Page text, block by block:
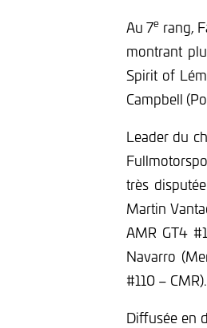
Au 7e rang,
montrant
Spirit of
Campbell
Leader du
très
Martin
AMR GT4
Navarro
#110 – CMR).
Diffusée en